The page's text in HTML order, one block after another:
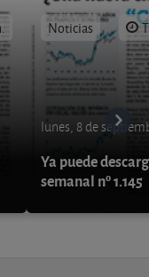
Noticias
lunes, 8 de
Ya puede
semanal nº 1.145